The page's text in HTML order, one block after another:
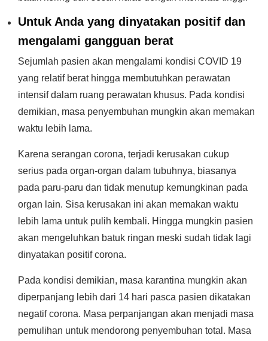
Untuk Anda yang dinyatakan positif dan
mengalami gangguan berat
Sejumlah pasien akan mengalami kondisi COVID 19
yang relatif berat hingga membutuhkan perawatan
intensif dalam ruang perawatan khusus. Pada kondisi
demikian, masa penyembuhan mungkin akan memakan
waktu lebih lama.
Karena serangan corona, terjadi kerusakan cukup
serius pada organ-organ dalam tubuhnya, biasanya
pada paru-paru dan tidak menutup kemungkinan pada
organ lain. Sisa kerusakan ini akan memakan waktu
lebih lama untuk pulih kembali. Hingga mungkin pasien
akan mengeluhkan batuk ringan meski sudah tidak lagi
dinyatakan positif corona.
Pada kondisi demikian, masa karantina mungkin akan
diperpanjang lebih dari 14 hari pasca pasien dikatakan
negatif corona. Masa perpanjangan akan menjadi masa
pemulihan untuk mendorong penyembuhan total. Masa